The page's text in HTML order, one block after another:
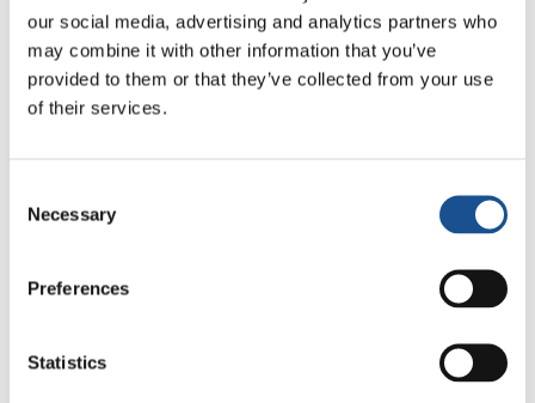
our social media, advertising and analytics partners who
may combine it with other information that you’ve
provided to them or that they’ve collected from your use
of their services.
Selection
Necessary
Preferences
Statistics
iniziative imprenditoriali.
Il progetto propone unametodologia
innovativa con approcci personalizzati per
contribuiscono ad aumentare l’offerta di lavoro
nel comune di Alenquer, nel breve, medio e
lungo termine. Un particolare aspetto della
formazione riguarda principi, valori e
del progetto, consistono